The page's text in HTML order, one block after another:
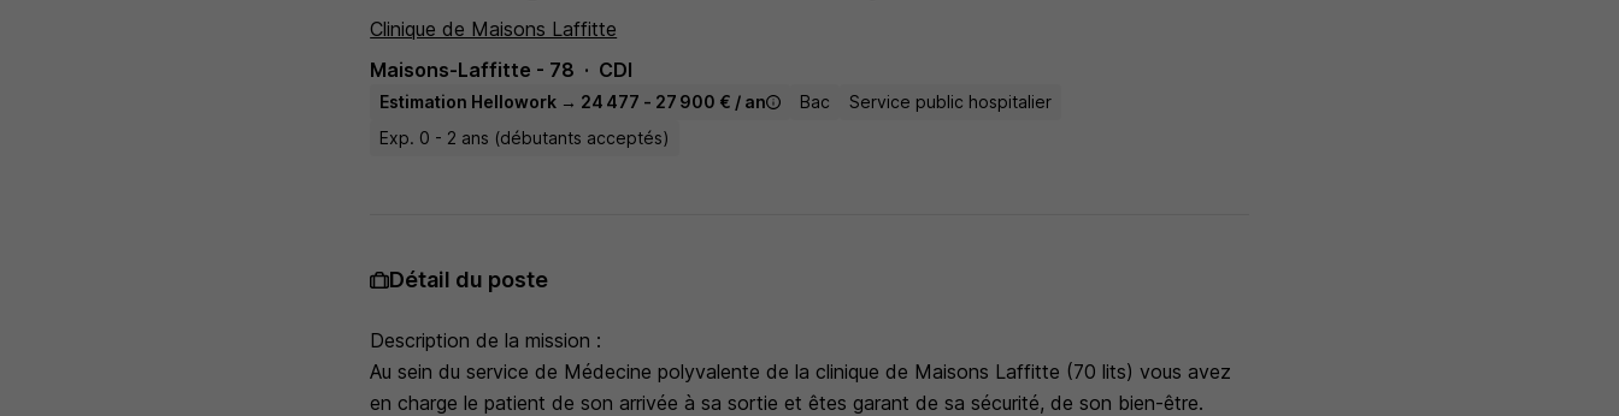
Clinique de Maisons Laffitte
Maisons-Laffitte - 78
CDI
Estimation Hellowork → 24 477 - 27 900 € / an Bac
Service public hospitalier
Exp. 0 - 2 ans (débutants acceptés)
Détail du poste
Description de la mission :
Au sein du service de Médecine polyvalente de la clinique de Maisons Laffitte (70 lits) vous avez
en charge le patient de son arrivée à sa sortie et êtes garant de sa sécurité, de son bien-être.